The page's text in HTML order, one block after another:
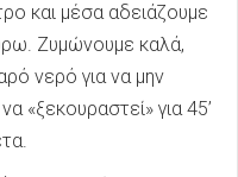
και μέσα αδειάζουμε
Ζυμώνουμε καλά,
νερό για να μην
«ξεκουραστεί» για 45’